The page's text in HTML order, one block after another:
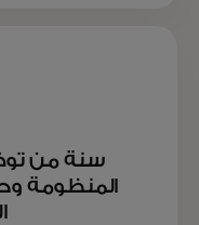
سنة من
المنظومة